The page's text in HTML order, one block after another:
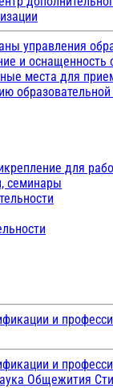
управления
и
места для
для
семинары
и
и
Общежития